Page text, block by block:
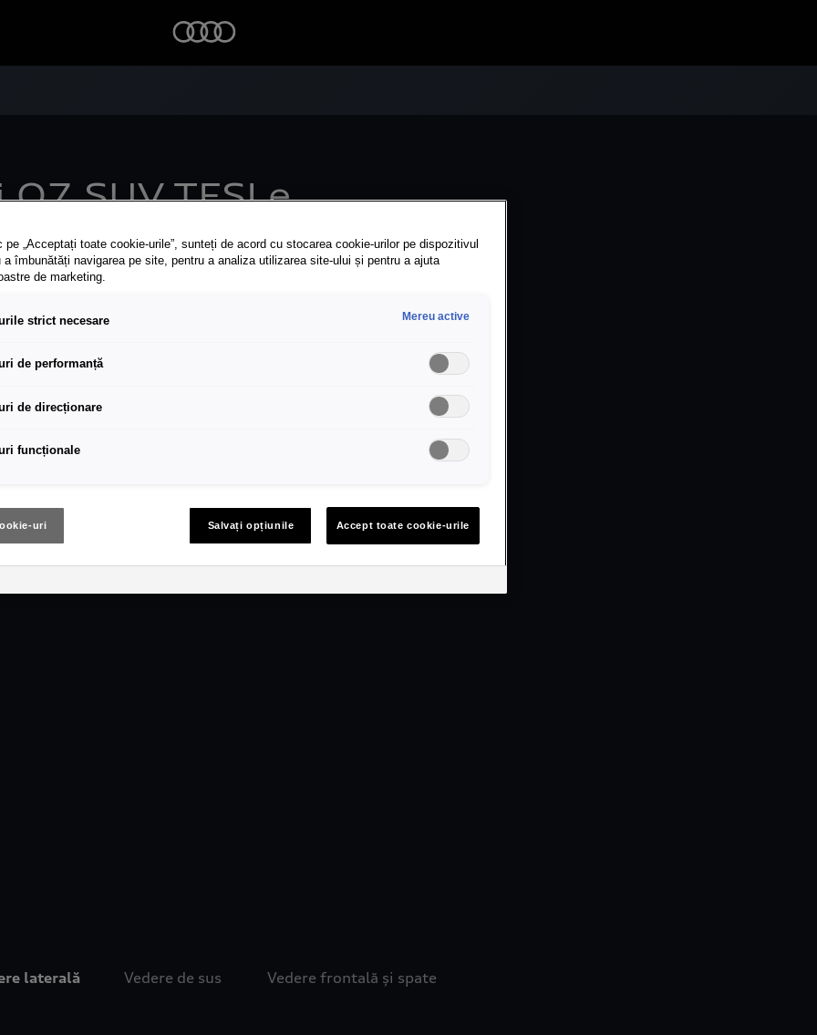
SUV TFSI e.
laterală Vedere de sus Vedere frontală și spate
pe „Acceptați toate cookie-urile”, sunteți de acord cu stocarea cookie-urilor pe dispozitivul
a îmbunătăți navigarea pe site, pentru a analiza utilizarea site-ului și pentru a ajuta
de marketing.
strict necesare Mereu active
de performanță
de direcționare
funcționale
uri Salvați opțiunile Accept toate cookie-urile